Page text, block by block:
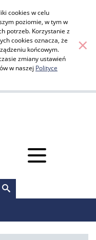
Szpital
cookies w celu
poziomie, w tym w
potrzeb. Korzystanie z
cookies oznacza, że
końcowym.
zmiany ustawień
w naszej Polityce
×
kontrast
Szukaj